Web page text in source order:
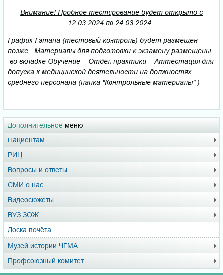
Дополнительное меню
Пациентам
РИЦ
Вопросы и ответы
СМИ о нас
Видеосюжеты
ВУЗ ЗОЖ
Доска почёта
Музей истории ЧГМА
Профсоюзный комитет
Внимание! Пробное тестирование будет открыто с
12.03.2024 по 24.03.2024.
График I этапа (тестовый контроль) будет размещен
позже. Материалы для подготовки к экзамену размещены
во вкладке Обучение – Отдел практики – Аттестация для
допуска к медицинской деятельности на должностях
среднего персонала (папка "Контрольные материалы" )